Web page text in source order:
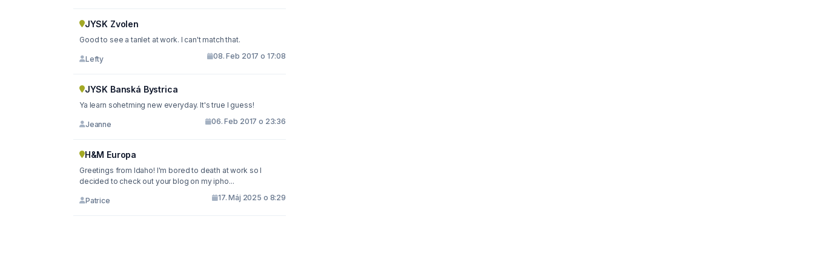
JYSK Zvolen
Good to see a tanlet at work. I can't match that.
Lefty 08. Feb 2017 o 17:08
JYSK Banská Bystrica
Ya learn sohetming new everyday. It's true I guess!
Jeanne 06. Feb 2017 o 23:36
H&M Europa
Greetings from Idaho! I'm bored to death at work so I
decided to check out your blog on my ipho...
Patrice 17. Máj 2025 o 8:29